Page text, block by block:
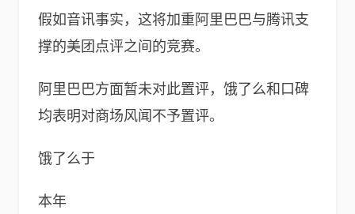
假如音讯事实，这将加重阿里巴巴与腾讯支
撑的美团点评之间的竞赛。
阿里巴巴方面暂未对此置评，饿了么和口碑
均表明对商场风闻不予置评。
饿了么于
本年